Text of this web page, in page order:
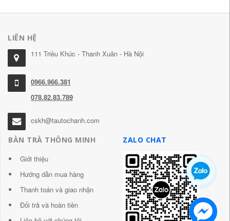
LIÊN HỆ
111 Triều Khúc - Thanh Xuân - Hà Nội
0966.966.381
078.82.83.789
cskh@tautochanh.com
BÀN TRÀ THÔNG MINH
Giới thiệu
Hướng dẫn mua hàng
Thanh toán và giao nhận
Đổi trả và hoàn tiền
ZALO CHAT